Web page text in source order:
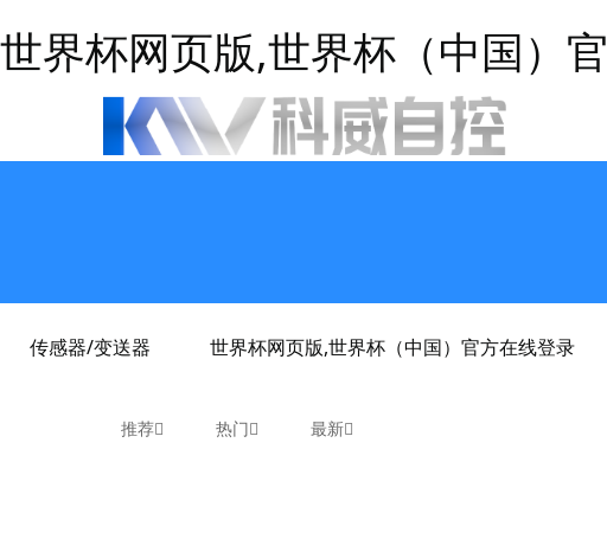
世界杯网页版,世界杯（中国）
传感器/变送器 世界杯网页版,世界杯（中国）官方在线登录
推荐 热门 最新